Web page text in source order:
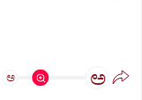
ಅ ಅ